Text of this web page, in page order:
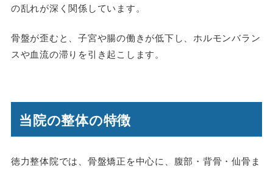
の乱れが深く関係しています。
骨盤が歪むと、子宮や腸の働きが低下し、ホルモンバラン
スや血流の滞りを引き起こします。
当院の整体の特徴
徳力整体院では、骨盤矯正を中心に、腹部・背骨・仙骨ま